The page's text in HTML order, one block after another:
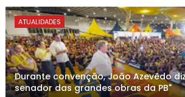
ATUALIDADES
Durante convenção, João Azevêdo
senador das grandes obras da PB"